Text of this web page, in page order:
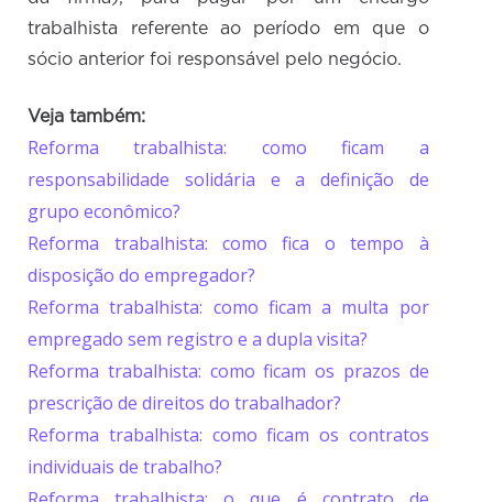
trabalhista referente ao período em que o
sócio anterior foi responsável pelo negócio.
Veja também:
Reforma trabalhista: como ficam a
responsabilidade solidária e a definição de
grupo econômico?
Reforma trabalhista: como fica o tempo à
disposição do empregador?
Reforma trabalhista: como ficam a multa por
empregado sem registro e a dupla visita?
Reforma trabalhista: como ficam os prazos de
prescrição de direitos do trabalhador?
Reforma trabalhista: como ficam os contratos
individuais de trabalho?